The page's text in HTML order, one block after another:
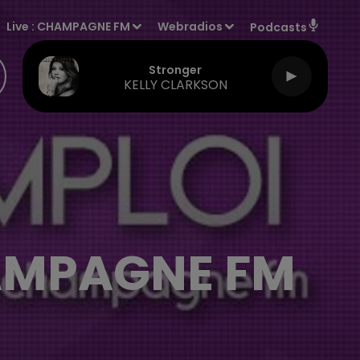
Live : CHAMPAGNE FM Webradios Podcasts
Stronger
KELLY CLARKSON
FM